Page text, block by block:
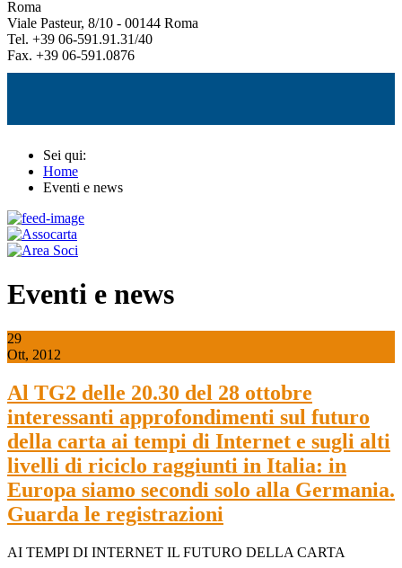
Roma
Viale Pasteur, 8/10 - 00144 Roma
Tel. +39 06-591.91.31/40
Fax. +39 06-591.0876
Sei qui:
Home
Eventi e news
Eventi e news
29
Ott, 2012
Al TG2 delle 20.30 del 28 ottobre
interessanti approfondimenti sul futuro
della carta ai tempi di Internet e sugli alti
livelli di riciclo raggiunti in Italia: in
Europa siamo secondi solo alla Germania.
Guarda le registrazioni
AI TEMPI DI INTERNET IL FUTURO DELLA CARTA